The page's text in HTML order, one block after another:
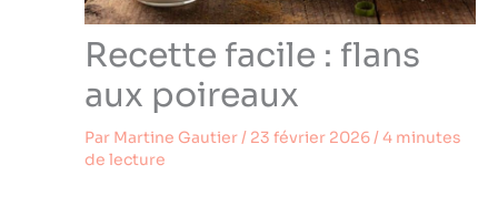
Recette facile : flans
aux poireaux
Par Martine Gautier/ 23 février 2026/4 minutes
de lecture